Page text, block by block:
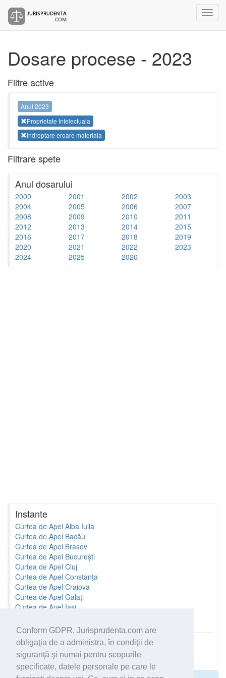
Conform GDPR, Jurisprudenta.com are
obligaţia de a administra, în condiţii de
siguranţă şi numai pentru scopurile
specificate, datele personale pe care le
Dosare procese - 2023
Filtre active
Anul 2023
Proprietate Intelectuala
Indreptare eroare materiala
Filtrare spete
Anul dosarului
2000 2001 2002
2003
2004
2005 2006
2007
2008
2009 2010
2011
2012
2013 2014
2015
2016
2017 2018
2019
2020
2021 2022
2023
2024
2025 2026
Instante
Curtea de Apel Alba Iulia
Curtea de Apel Bacău
Curtea de Apel Brașov
Curtea de Apel București
Curtea de Apel Cluj
Curtea de Apel Constanța
Curtea de Apel Craiova
Curtea de Apel Galați
Curtea de Apel Iași
Toate instantele